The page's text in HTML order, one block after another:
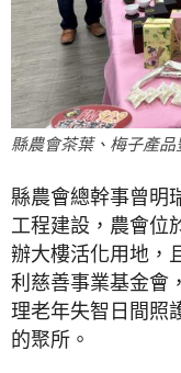
縣農會茶葉、梅子產品
縣農會總幹事曾明
工程建設，農會位
辦大樓活化用地，
利慈善事業基金會
理老年失智日間照
的聚所。